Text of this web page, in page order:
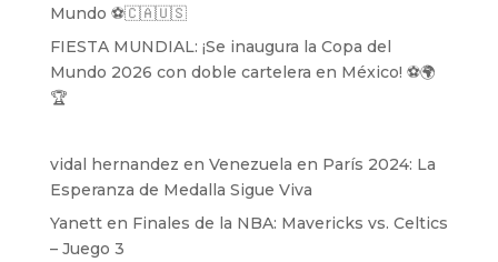
Mundo ⚽️🇨🇦🇺🇸
FIESTA MUNDIAL: ¡Se inaugura la Copa del
Mundo 2026 con doble cartelera en México! ⚽️🌍
🏆
vidal hernandez en Venezuela en París 2024: La
Esperanza de Medalla Sigue Viva
Yanetten Finales de la NBA: Mavericks vs. Celtics
– Juego 3